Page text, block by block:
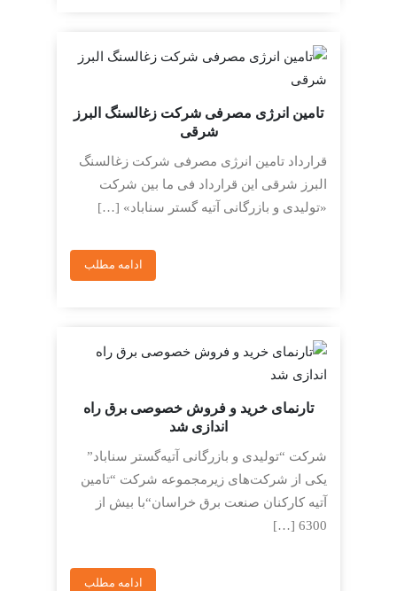
تامین انرژی مصرفی شرکت زغالسنگ البرز
شرقی
قرارداد تامین انرژی مصرفی شرکت زغالسنگ
البرز شرقی این قرارداد فی ما بین شرکت
«تولیدی و بازرگانی آتیه گستر سناباد» […]
ادامه مطلب
تارنمای خرید و فروش خصوصی برق راه
اندازی شد
شرکت “تولیدی و بازرگانی آتیه‌گستر سناباد”
یکی از شرکت‌های زیرمجموعه شرکت “تامین
آتیه کارکنان صنعت برق خراسان“با بیش از
6300 […]
ادامه مطلب